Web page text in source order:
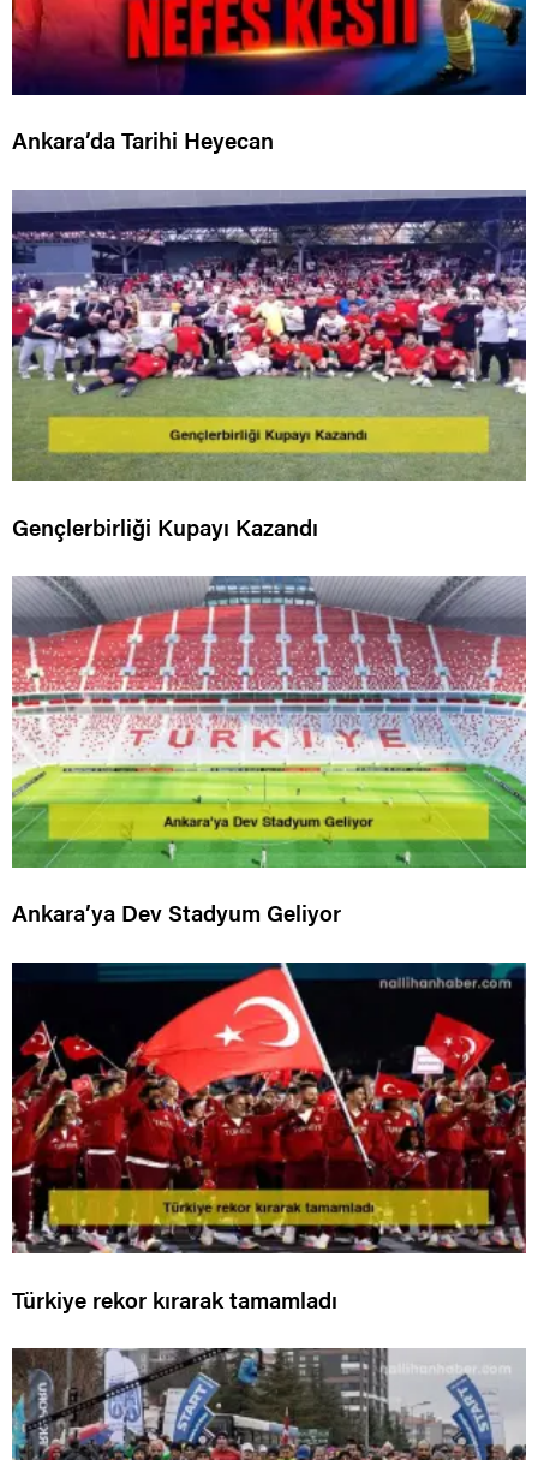
Ankara’da Tarihi Heyecan
Gençlerbirliği Kupayı Kazandı
Ankara’ya Dev Stadyum Geliyor
Türkiye rekor kırarak tamamladı